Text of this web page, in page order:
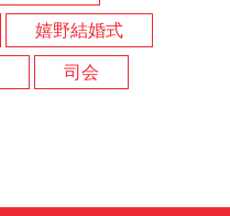
嬉野結婚式
司会